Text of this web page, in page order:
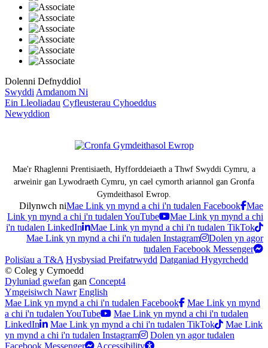
Dolenni Defnyddiol
Swyddi Amdanom Ni
Ein Lleoliadau Cyfleusterau Cyhoeddus
Newyddion
Mae'r Rhaglenni Prentisiaeth, Hyfforddeiaeth a Thwf Swyddi Cymru, a
arweinir gan Lywodraeth Cymru, yn cael cymorth ariannol gan Gronfa
Gymdeithasol Ewrop.
Dilynwch niMae Link yn mynd a chi i'n tudalen Facebook Mae
Link yn mynd a chi i'n tudalen YouTube
Mae Link yn mynd a chi
i'n tudalen LinkedIn
Mae Link yn mynd a chi i'n tudalen TikTok
Mae Link yn mynd a chi i'n tudalen Instagram
Dolen yn agor
tudalen Facebook Messenger
Polisïau a T&A Hysbysiad Preifatrwydd Datganiad Hygyrchedd
© Coleg y Cymoedd
Dyluniad gwefan gan Concept4
Ymgeisiwch Nawr English
Mae Link yn mynd a chi i'n tudalen Facebook
Mae Link yn mynd
a chi i'n tudalen YouTube
Mae Link yn mynd a chi i'n tudalen
LinkedIn
Mae Link yn mynd a chi i'n tudalen TikTok
Mae Link
yn mynd a chi i'n tudalen Instagram
Dolen yn agor tudalen
Facebook Messenger
Accessibility